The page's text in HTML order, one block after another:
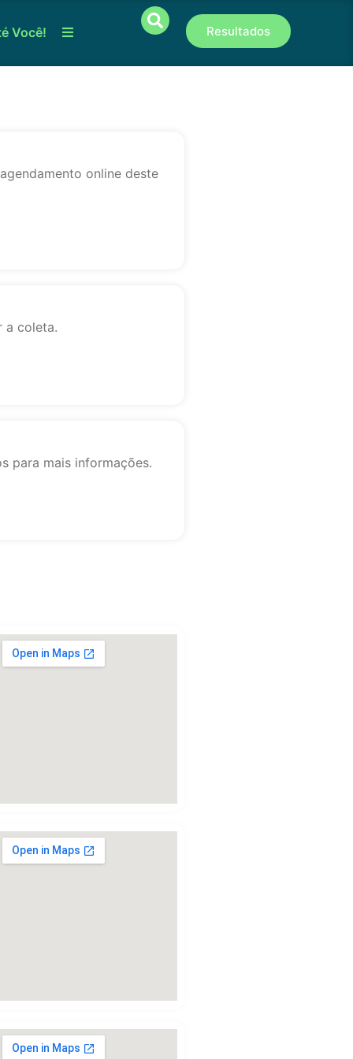
Você! Resultados
online deste
a coleta.
para mais informações.